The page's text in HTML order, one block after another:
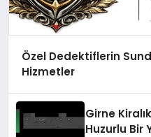
Özel Dedektiflerin
Hizmetler
Girne
Huzurlu Bir